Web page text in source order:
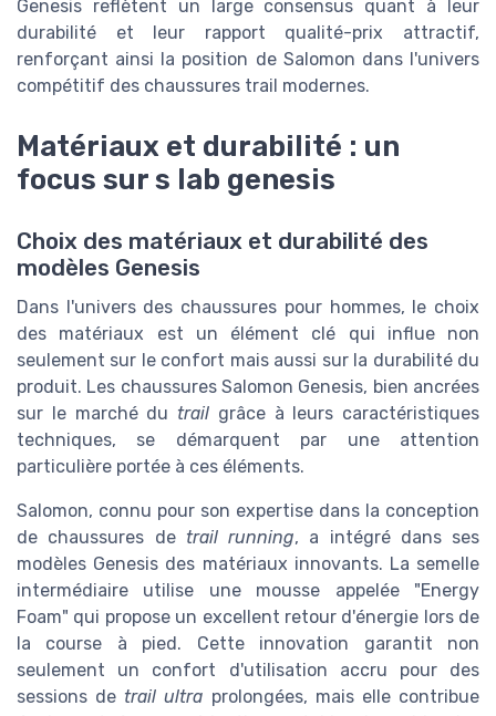
Genesis reflètent un large consensus quant à leur
durabilité et leur rapport qualité-prix attractif,
renforçant ainsi la position de Salomon dans l'univers
compétitif des chaussures trail modernes.
Matériaux et durabilité : un
focus sur s lab genesis
Choix des matériaux et durabilité des
modèles Genesis
Dans l'univers des chaussures pour hommes, le choix
des matériaux est un élément clé qui influe non
seulement sur le confort mais aussi sur la durabilité du
produit. Les chaussures Salomon Genesis, bien ancrées
sur le marché du trail grâce à leurs caractéristiques
techniques, se démarquent par une attention
particulière portée à ces éléments.
Salomon, connu pour son expertise dans la conception
de chaussures de trail running, a intégré dans ses
modèles Genesis des matériaux innovants. La semelle
intermédiaire utilise une mousse appelée "Energy
Foam" qui propose un excellent retour d'énergie lors de
la course à pied. Cette innovation garantit non
seulement un confort d'utilisation accru pour des
sessions de trail ultra prolongées, mais elle contribue